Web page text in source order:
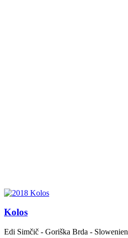
Kolos
Edi Simčič - Goriška Brda - Slowenien